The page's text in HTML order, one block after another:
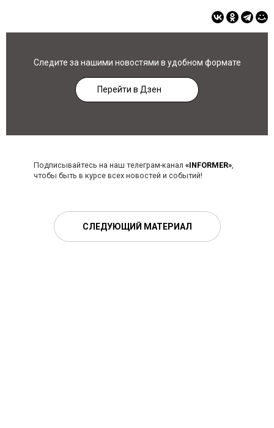
Следите за нашими новостями в удобном формате
Перейти в Дзен
Подписывайтесь на наш телеграм-канал «INFORMER»
чтобы быть в курсе всех новостей и событий!
СЛЕДУЮЩИЙ МАТЕРИАЛ